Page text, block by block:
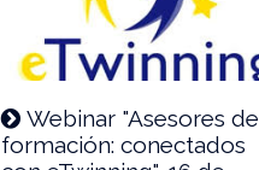
Webinar "Asesores de
formación: conectados